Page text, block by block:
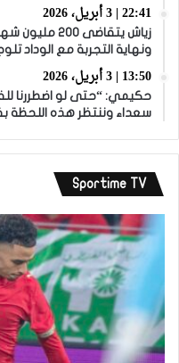
22:41 | 3 أبريل، 2026
ونهاية التجربة مع الوداد
13:50 | 3 أبريل، 2026
حكيمي: “حتى لو اضطررنا
سعداء وننتظر هذه اللحظة
Sportime TV